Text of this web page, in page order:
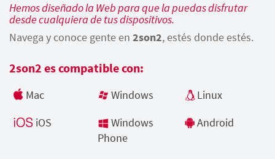
Hemos diseñado la Web para que la puedas disfrutar
desde cualquiera de tus dispositivos.
Navega y conoce gente en 2son2, estés donde estés.
2son2 es compatible con:
Mac Windows
Linux
iOS
Windows
Phone
Android